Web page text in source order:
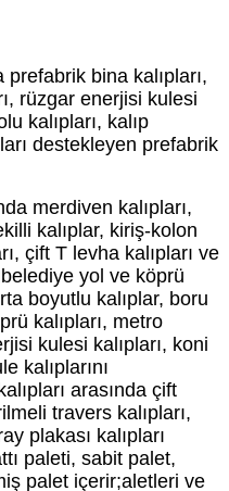
prefabrik bina kalıpları,
rüzgar enerjisi kulesi
kalıpları, kalıp
destekleyen prefabrik
merdiven kalıpları,
kalıplar, kiriş-kolon
çift T levha kalıpları ve
yol ve köprü
boyutlu kalıplar, boru
kalıpları, metro
kulesi kalıpları, koni
kalıplarını
arasında çift
travers kalıpları,
plakası kalıpları
paleti, sabit palet,
palet içerir;aletleri ve